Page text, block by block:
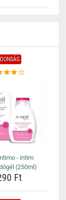
- intim
(250ml)
Ft